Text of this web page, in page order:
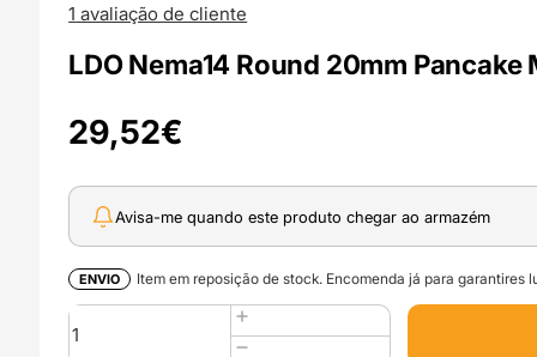
1 avaliação de cliente
LDO Nema14 Round 20mm Pancake
29,52€
Avisa-me quando este produto chegar ao armazém
ENVIO Item em reposição de stock. Encomenda já para garantires
Quantidade
de